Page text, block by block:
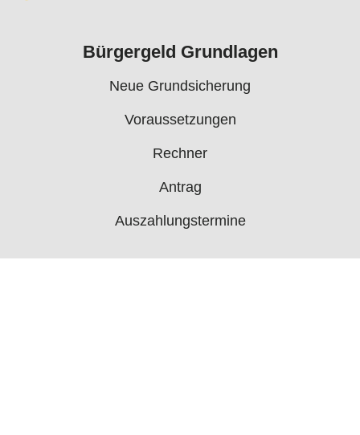
Bürgergeld Grundlagen
Neue Grundsicherung
Voraussetzungen
Rechner
Antrag
Auszahlungstermine